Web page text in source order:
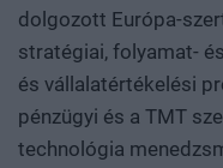
dolgozott Európa-
stratégiai, folyamat-
és vállalatértékelési
pénzügyi és a TMT
technológia